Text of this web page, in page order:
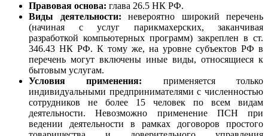
Правовая основа: глава 26.5 НК РФ.
Виды деятельности: невероятно широкий перечень
(начиная с услуг парикмахерских, заканчивая
разработкой компьютерных программ) закреплен в ст.
346.43 НК РФ. К тому же, на уровне субъектов РФ в
перечень могут включены иные виды, относящиеся к
бытовым услугам.
Условия применения:
применяетсятолько
индивидуальными предпринимателями с численностью
сотрудников не более 15 человек по всем видам
деятельности. Невозможно применение ПСН при
ведении деятельности в рамках договоров простого